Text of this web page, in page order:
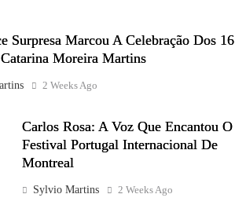
Surpresa Marcou A Celebração Dos 16
Moreira Martins
2 Weeks Ago
Carlos Rosa: A Voz Que Encantou O
Festival Portugal Internacional De
Montreal
Sylvio Martins 2 Weeks Ago